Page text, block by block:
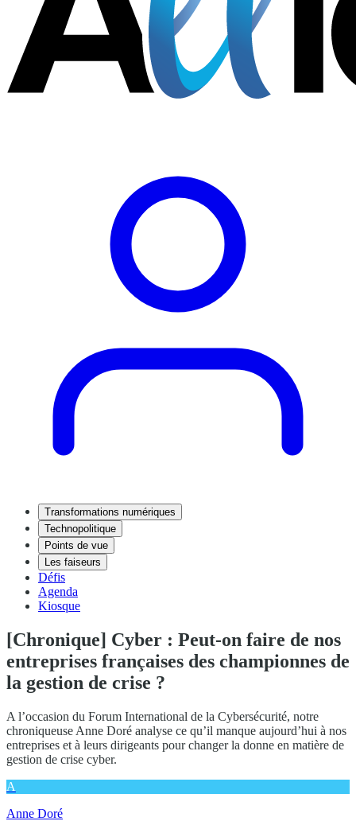
Transformations numériques
Technopolitique
Points de vue
Les faiseurs
Défis
Agenda
Kiosque
[Chronique] Cyber : Peut-on faire de nos
entreprises françaises des championnes de
la gestion de crise ?
A l’occasion du Forum International de la Cybersécurité, notre
chroniqueuse Anne Doré analyse ce qu’il manque aujourd’hui à nos
entreprises et à leurs dirigeants pour changer la donne en matière de
gestion de crise cyber.
A
Anne Doré